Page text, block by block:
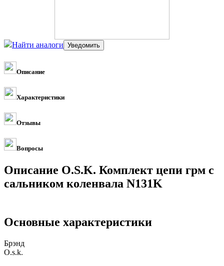
Найти аналоги
Описание
Характеристики
Отзывы
Вопросы
Описание O.S.K. Комплект цепи грм с
сальником коленвала N131K
Основные характеристики
Брэнд
O.s.k.